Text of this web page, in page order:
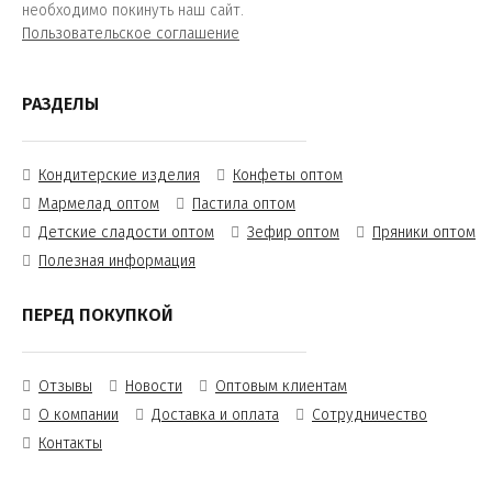
необходимо покинуть наш сайт.
Пользовательское соглашение
РАЗДЕЛЫ
Кондитерские изделия
Конфеты оптом
Мармелад оптом
Пастила оптом
Детские сладости оптом
Зефир оптом
Пряники оптом
Полезная информация
ПЕРЕД ПОКУПКОЙ
Отзывы Новости
Оптовым клиентам
О компании
Доставка и оплата
Сотрудничество
Контакты